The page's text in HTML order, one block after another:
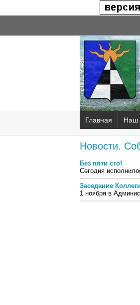
Главная Наш
Новости.
Без пяти сто!
Сегодня
Заседание
1 ноября в